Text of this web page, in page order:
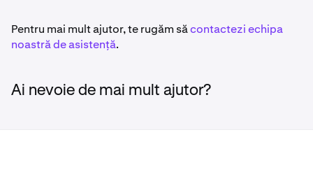
Pentru mai mult ajutor, te rugăm săcontactezi echipa
noastră de asistență.
Ai nevoie de mai mult ajutor?